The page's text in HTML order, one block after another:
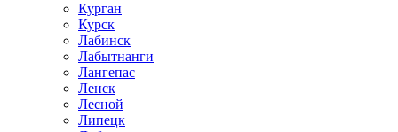
Курган
Курск
Лабинск
Лабытнанги
Лангепас
Ленск
Лесной
Липецк